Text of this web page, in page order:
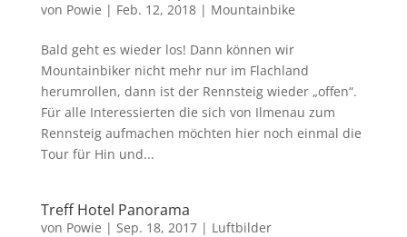
von Powie | Feb. 12, 2018| Mountainbike
Bald geht es wieder los! Dann können wir
Mountainbiker nicht mehr nur im Flachland
herumrollen, dann ist der Rennsteig wieder „offen“.
Für alle Interessierten die sich von Ilmenau zum
Rennsteig aufmachen möchten hier noch einmal die
Tour für Hin und...
Treff Hotel Panorama
von Powie | Sep. 18, 2017| Luftbilder